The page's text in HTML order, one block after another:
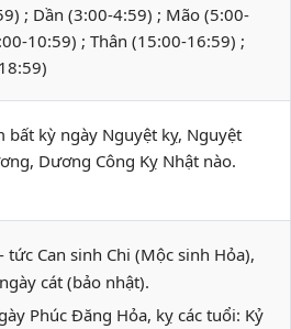
; Dần (3:00-4:59) ; Mão (5:00-
10:59) ; Thân (15:00-16:59) ;
bất kỳ ngày Nguyệt kỵ, Nguyệt
Dương Công Kỵ Nhật nào.
- tức Can sinh Chi (Mộc sinh Hỏa),
cát (bảo nhật).
Phúc Đăng Hỏa, kỵ các tuổi: Kỷ